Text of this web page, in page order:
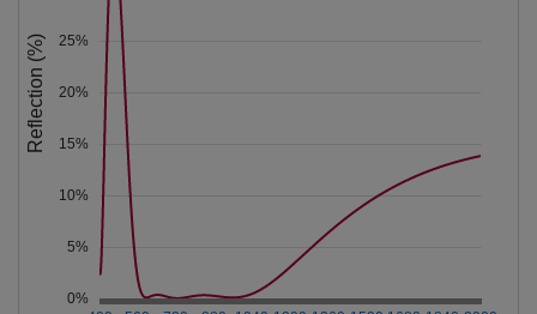
0%
5%
10%
15%
20%
25%
Reflection (%)